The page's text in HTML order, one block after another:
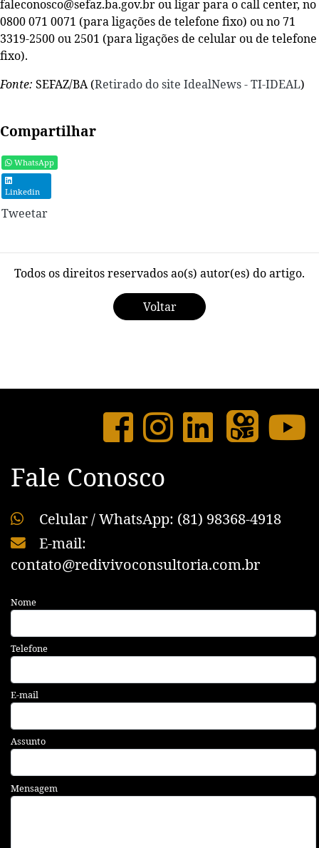
faleconosco@sefaz.ba.gov.br ou ligar para o call center, no
0800 071 0071 (para ligações de telefone fixo) ou no 71
3319-2500 ou 2501 (para ligações de celular ou de telefone
fixo).
Fonte: SEFAZ/BA (Retirado do site IdealNews - TI-IDEAL)
Compartilhar
WhatsApp
Linkedin
Tweetar
Todos os direitos reservados ao(s) autor(es) do artigo.
Voltar
Fale Conosco
Celular / WhatsApp: (81) 98368-4918
E-mail:
contato@redivivoconsultoria.com.br
Nome
Telefone
E-mail
Assunto
Mensagem